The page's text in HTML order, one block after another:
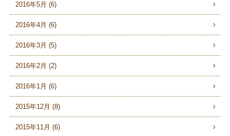
2016年5月 (6)
2016年4月 (6)
2016年3月 (5)
2016年2月 (2)
2016年1月 (6)
2015年12月 (8)
2015年11月 (6)